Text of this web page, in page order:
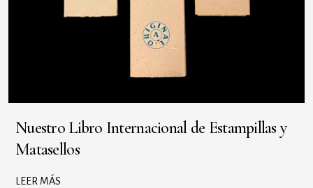
Nuestro Libro Internacional de Estampillas y
Matasellos
LEER MÁS